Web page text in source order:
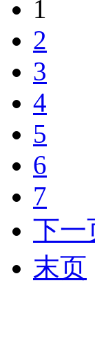
1
2
3
4
5
6
7
下一
末页